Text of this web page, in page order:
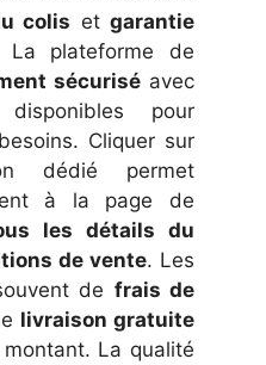
colis et garantie
La plateforme de
sécurisé avec
pour
Cliquer sur
dédié permet
à la page de
les détails du
de vente. Les
de frais de
livraison gratuite
La qualité